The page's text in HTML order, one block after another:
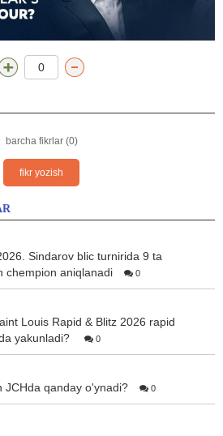
0
barcha fikrlar (0)
fikr yozish
Sindarov blic turnirida 9 ta
chempion aniqlanadi
0
Louis Rapid & Blitz 2026 rapid
yakunladi?
0
JCHda qanday o'ynadi? 0